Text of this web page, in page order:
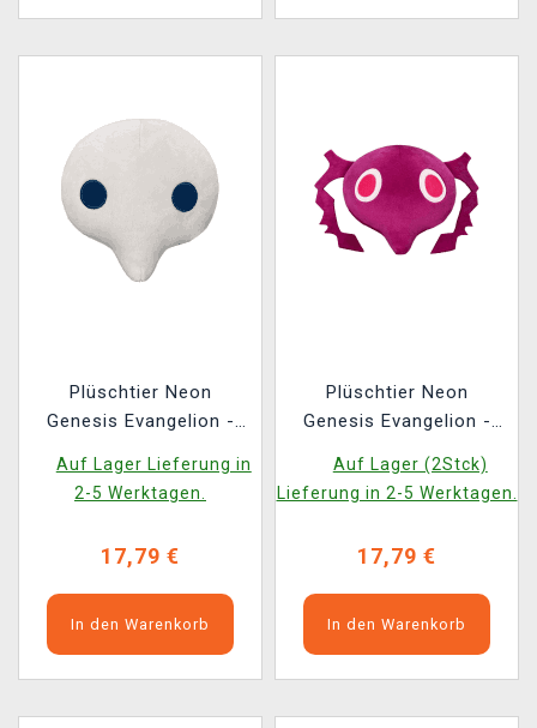
Plüschtier Neon
Genesis Evangelion -
Auf Lager Lieferung in
2-5 Werktagen.
17,79 €
In den Warenkorb
Plüschtier Neon
Genesis Evangelion -
Auf Lager (2Stck)
Lieferung in 2-5 Werktagen.
17,79 €
In den Warenkorb